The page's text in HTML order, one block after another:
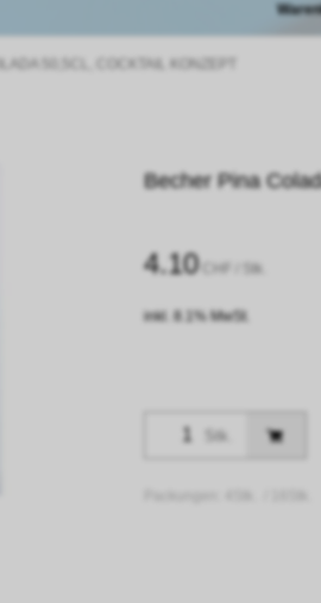
Becher Pina
4.10 / Stk.
inkl. 8.1% MwSt.
Stk.